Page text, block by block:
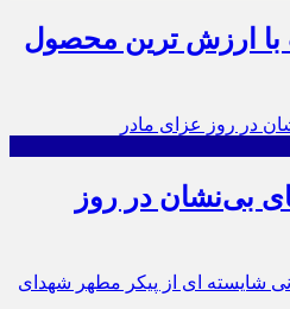
با ارزش ترین محصول
بی‌نشان در روز